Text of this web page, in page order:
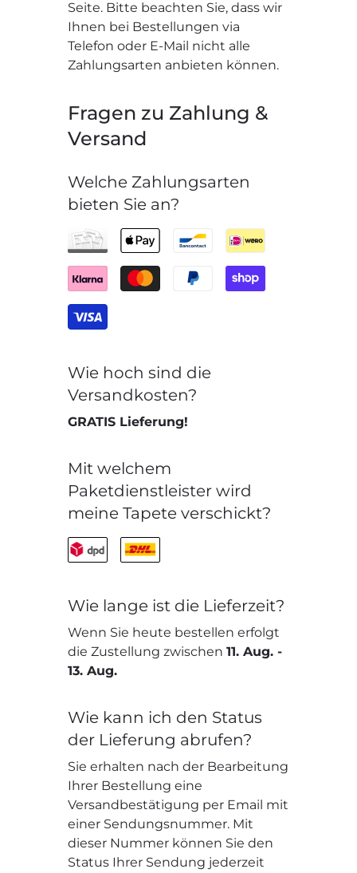
Seite. Bitte beachten Sie, dass wir
Ihnen bei Bestellungen via
Telefon oder E-Mail nicht alle
Zahlungsarten anbieten können.
Fragen zu Zahlung &
Versand
Welche Zahlungsarten
bieten Sie an?
Wie hoch sind die
Versandkosten?
GRATIS Lieferung!
Mit welchem
Paketdienstleister wird
meine Tapete verschickt?
Wie lange ist die Lieferzeit?
Wenn Sie heute bestellen erfolgt
die Zustellung zwischen11. Aug. -
13. Aug.
Wie kann ich den Status
der Lieferung abrufen?
Sie erhalten nach der Bearbeitung
Ihrer Bestellung eine
Versandbestätigung per Email mit
einer Sendungsnummer. Mit
dieser Nummer können Sie den
Status Ihrer Sendung jederzeit